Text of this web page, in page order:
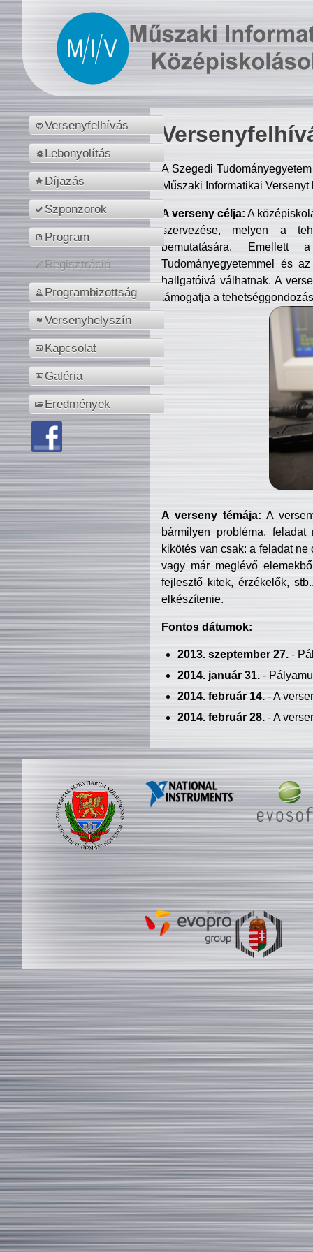
Versenyfelhívás
Lebonyolítás
Díjazás
Szponzorok
Program
Regisztráció
Programbizottság
Versenyhelyszín
Kapcsolat
Galéria
Eredmények
A Szegedi
Műszaki Informatikai
A verseny célja: A
szervezése, melyen a
bemutatására. Emellett
Tudományegyetemmel és
hallgatóivá válhatnak. A
támogatja a
A verseny témája: A
bármilyen probléma, feladat
kikötés van csak: a feladat
vagy már meglévő
fejlesztő kitek, érzékelők,
elkészítenie.
Fontos dátumok:
2013. szeptember 27.-
2014. január 31.-
2014. február 14.- A
2014. február 28.- A